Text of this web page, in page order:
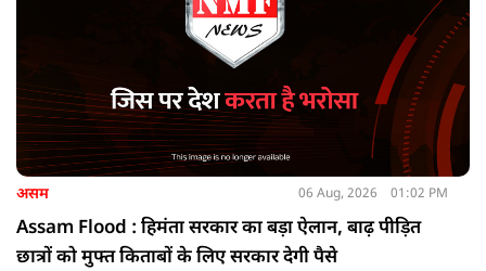
असम 06 Aug, 2026 01:02 PM
Assam Flood : हिमंता सरकार का बड़ा ऐलान, बाढ़ पीड़ित
छात्रों को मुफ्त किताबों के लिए सरकार देगी पैसे